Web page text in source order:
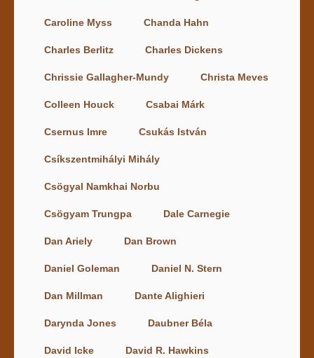
Caroline Myss Chanda Hahn
Charles Berlitz Charles Dickens
Chrissie Gallagher-Mundy Christa Meves
Colleen Houck Csabai Márk
Csernus Imre Csukás István
Csíkszentmihályi Mihály
Csögyal Namkhai Norbu
Csögyam Trungpa Dale Carnegie
Dan Ariely Dan Brown
Daniel Goleman Daniel N. Stern
Dan Millman Dante Alighieri
Darynda Jones Daubner Béla
David Icke David R. Hawkins